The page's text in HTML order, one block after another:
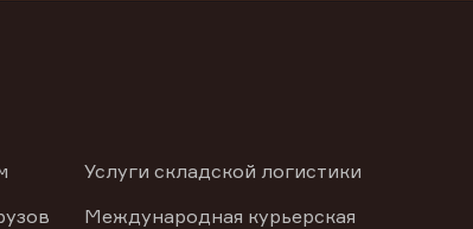
Услуги складской логистики
Международная курьерская